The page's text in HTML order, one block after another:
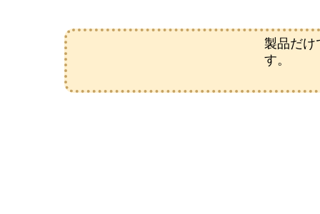
製品だけ
す。